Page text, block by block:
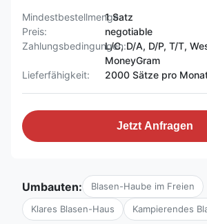
Mindestbestellmenge:
1 Satz
Preis:
negotiable
Zahlungsbedingungen:L/C, D/A, D/P, T/T,
MoneyGram
Lieferfähigkeit:
2000 Sätze pro
Jetzt Anfragen
Umbauten: Blasen-Haube im Freien
Klares Blasen-Haus Kampierendes